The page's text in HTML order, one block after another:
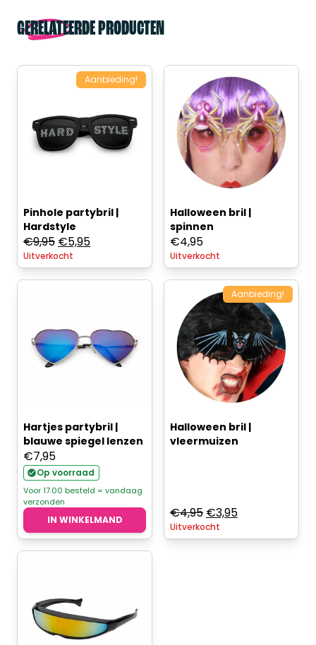
GERELATEERDE PRODUCTEN
Aanbieding!
Pinhole partybril |
Hardstyle
€9,95 Oorspronkelijke
prijs
was:
€5,95Huidige
is:
Uitverkocht
Halloween bril |
spinnen
€4,95
Uitverkocht
Hartjes partybril |
blauwe spiegel lenzen
€7,95
Op voorraad
Voor 17.00 besteld = vandaag
verzonden
IN WINKELMAND
Aanbieding!
Halloween bril |
vleermuizen
€4,95 Oorspronkelijke
prijs
was:
€3,95Huidige
is:
Uitverkocht